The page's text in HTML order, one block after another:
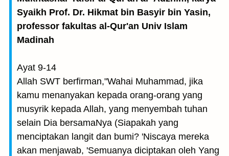
Syaikh Prof. Dr. Hikmat bin Basyir bin Yasin,
professor fakultas al-Qur'an Univ Islam
Madinah
Ayat 9-14
Allah SWT berfirman,"Wahai Muhammad, jika
kamu menanyakan kepada orang-orang yang
musyrik kepada Allah, yang menyembah tuhan
selain Dia bersamaNya (Siapakah yang
menciptakan langit dan bumi? 'Niscaya mereka
akan menjawab, 'Semuanya diciptakan oleh Yang